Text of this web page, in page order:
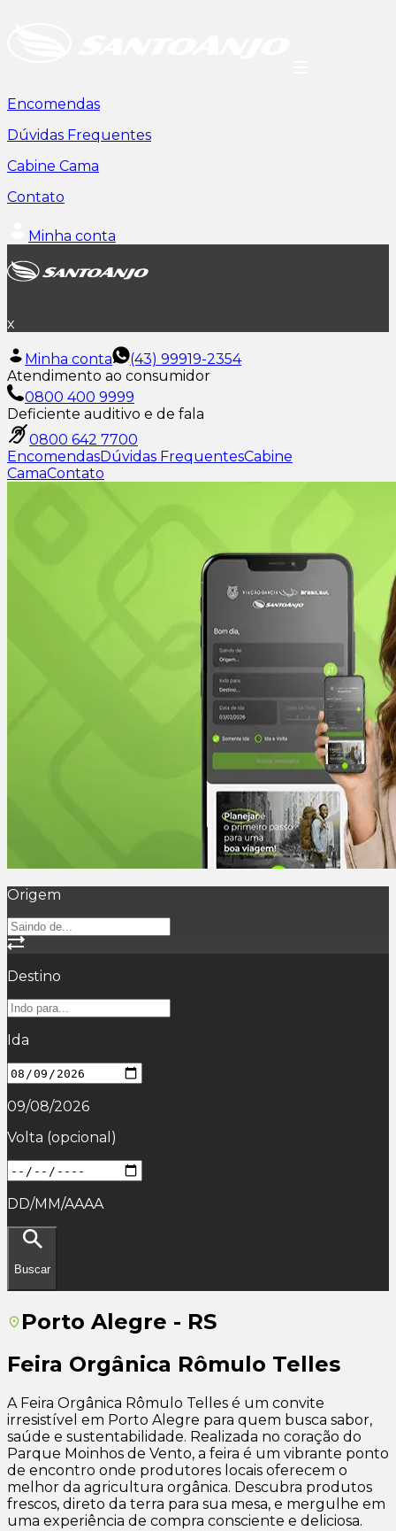
Encomendas
Dúvidas Frequentes
Cabine Cama
Contato
Minha conta
x
Minha conta
(43) 99919-2354
Atendimento ao consumidor
0800 400 9999
Deficiente auditivo e de fala
0800 642 7700
EncomendasDúvidas FrequentesCabine
CamaContato
Origem
Destino
Ida
09/08/2026
Volta (opcional)
DD/MM/AAAA
Buscar
Porto Alegre - RS
Feira Orgânica Rômulo Telles
A Feira Orgânica Rômulo Telles é um convite
irresistível em Porto Alegre para quem busca sabor,
saúde e sustentabilidade. Realizada no coração do
Parque Moinhos de Vento, a feira é um vibrante ponto
de encontro onde produtores locais oferecem o
melhor da agricultura orgânica. Descubra produtos
frescos, direto da terra para sua mesa, e mergulhe em
uma experiência de compra consciente e deliciosa.